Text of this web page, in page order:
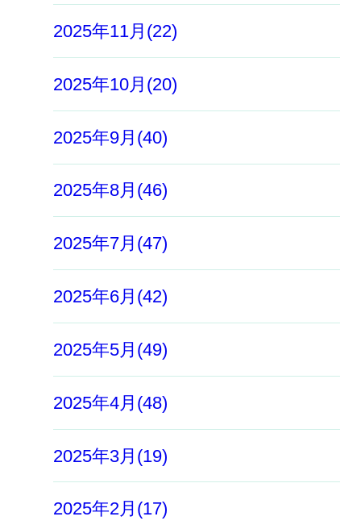
2025年11月(22)
2025年10月(20)
2025年9月(40)
2025年8月(46)
2025年7月(47)
2025年6月(42)
2025年5月(49)
2025年4月(48)
2025年3月(19)
2025年2月(17)